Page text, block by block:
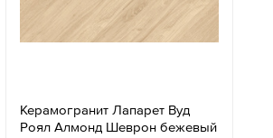
Керамогранит Лапарет Вуд
Роял Алмонд Шеврон бежевый